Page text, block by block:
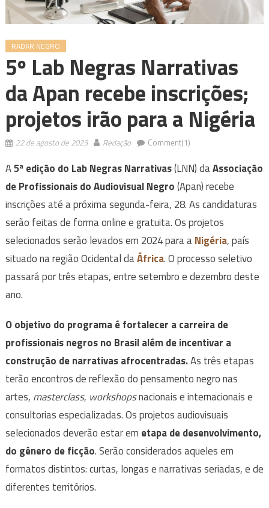
RADAR NEGRO
5º Lab Negras Narrativas
da Apan recebe inscrições;
projetos irão para a Nigéria
22 de agosto de 2023 Redação Comment(1)
A5ª edição do Lab Negras Narrativas(LNN) daAssociação
de Profissionais do Audiovisual Negro(Apan) recebe
inscrições até a próxima segunda-feira, 28. As candidaturas
serão feitas de forma online e gratuita. Os projetos
selecionados serão levados em 2024 para aNigéria, país
situado na região Ocidental daÁfrica. O processo seletivo
passará por três etapas, entre setembro e dezembro deste
ano.
O objetivo do programa é fortalecer a carreira de
profissionais negros no Brasil além de incentivar a
construção de narrativas afrocentradas.As três etapas
terão encontros de reflexão do pensamento negro nas
artes, masterclass, workshopsnacionais e internacionais e
consultorias especializadas. Os projetos audiovisuais
selecionados deverão estar em etapa de desenvolvimento,
do gênero de ficção. Serão considerados aqueles em
formatos distintos: curtas, longas e narrativas seriadas, e de
diferentes territórios.